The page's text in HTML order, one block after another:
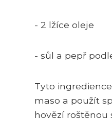
- 2 lžíce oleje
- sůl a pepř
Tyto
maso a použít
hovězí